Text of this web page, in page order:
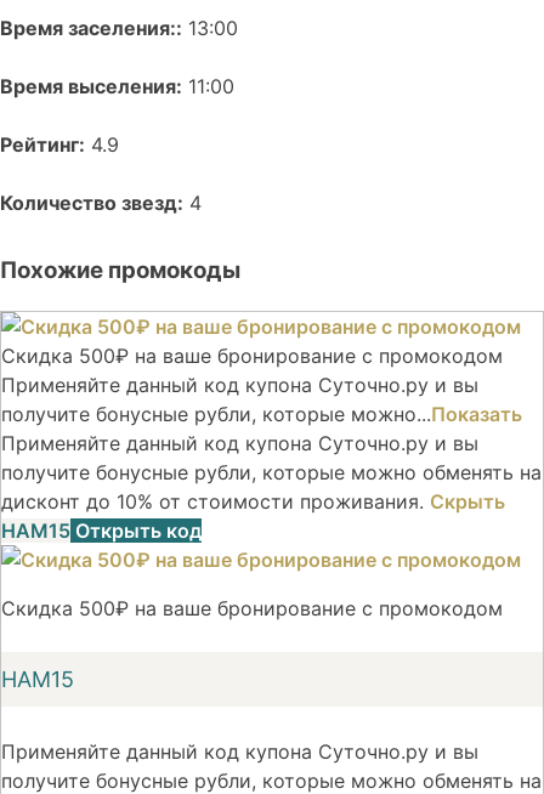
Время заселения:: 13:00
Время выселения: 11:00
Рейтинг: 4.9
Количество звезд: 4
Похожие промокоды
Скидка 500₽ на ваше бронирование с промокодом
Применяйте данный код купона Суточно.ру и вы
получите бонусные рубли, которые можно...Показать
Применяйте данный код купона Суточно.ру и вы
получите бонусные рубли, которые можно обменять на
дисконт до 10% от стоимости проживания. Скрыть
НАМ15 Открыть код
Скидка 500₽ на ваше бронирование с промокодом
НАМ15
Применяйте данный код купона Суточно.ру и вы
получите бонусные рубли, которые можно обменять на